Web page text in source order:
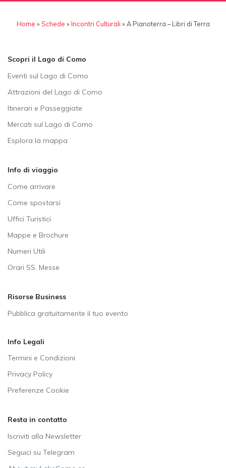
Home »Schede »Incontri Culturali »A Pianoterra – Libri di Terra
Scopri il Lago di Como
Eventi sul Lago di Como
Attrazioni del Lago di Como
Itinerari e Passeggiate
Mercati sul Lago di Como
Esplora la mappa
Info di viaggio
Come arrivare
Come spostarsi
Uffici Turistici
Mappe e Brochure
Numeri Utili
Orari SS. Messe
Risorse Business
Pubblica gratuitamente il tuo evento
Info Legali
Termini e Condizioni
Privacy Policy
Preferenze Cookie
Resta in contatto
Iscriviti alla Newsletter
Seguici su Telegram